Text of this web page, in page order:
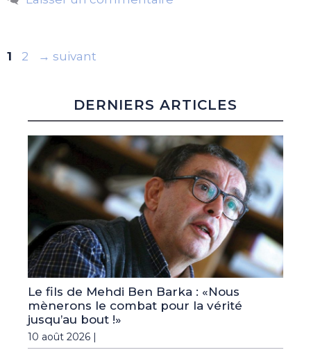
Page
1 Page
2 → suivant
DERNIERS ARTICLES
Le fils de Mehdi Ben Barka : «Nous
mènerons le combat pour la vérité
jusqu’au bout !»
10 août 2026 |